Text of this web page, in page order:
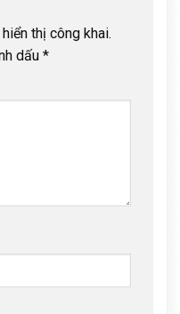
thị công khai.
dấu *